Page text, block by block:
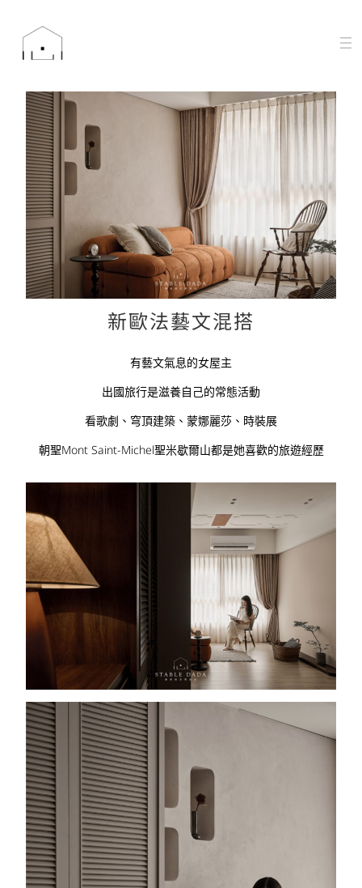
新歐法藝文混搭
有藝文氣息的女屋主
出國旅行是滋養自己的常態活動
看歌劇、穹頂建築、蒙娜麗莎、時裝展
朝聖Mont Saint-Michel聖米歇爾山都是她喜歡的旅遊經歷